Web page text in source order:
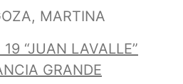
MARTINA
“JUAN LAVALLE”
GRANDE